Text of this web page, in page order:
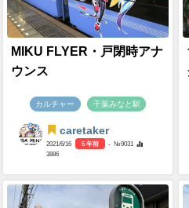
MIKU FLYER・戸閉時アナ
ウンス
カルチャー 千葉みなと駅
caretaker
2021/6/16 5 年前
- №9031
3886